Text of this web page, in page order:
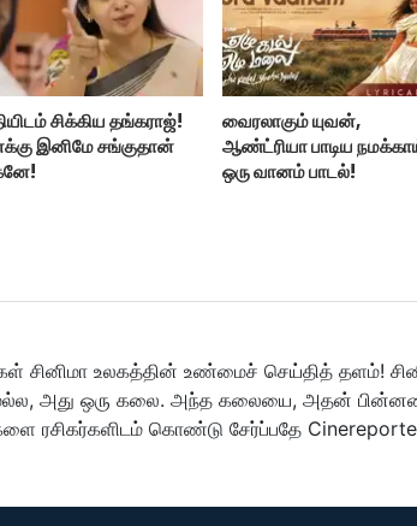
சிக்கிய தங்கராஜ்!
இனிமே சங்குதான்
வைரலாகும் யுவன்,
ஆண்ட்ரியா பாடிய
ஒரு வானம் பாடல்!
சினிமா உலகத்தின் உண்மைச் செய்தித் தளம்!
அது ஒரு கலை. அந்த கலையை, அதன்
ரசிகர்களிடம் கொண்டு சேர்ப்பதே